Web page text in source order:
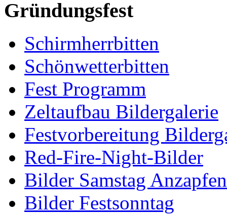
Gründungsfest
Schirmherrbitten
Schönwetterbitten
Fest Programm
Zeltaufbau Bildergalerie
Festvorbereitung
Red-Fire-Night-Bilder
Bilder Samstag
Bilder Festsonntag